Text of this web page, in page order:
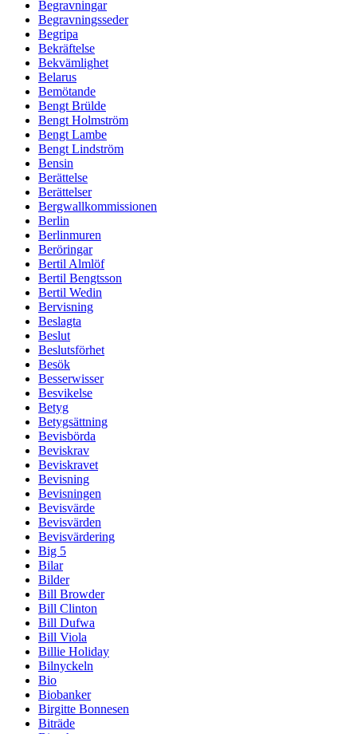
Begravningar
Begravningsseder
Begripa
Bekräftelse
Bekvämlighet
Belarus
Bemötande
Bengt Brülde
Bengt Holmström
Bengt Lambe
Bengt Lindström
Bensin
Berättelse
Berättelser
Bergwallkommissionen
Berlin
Berlinmuren
Beröringar
Bertil Almlöf
Bertil Bengtsson
Bertil Wedin
Bervisning
Beslagta
Beslut
Beslutsförhet
Besök
Besserwisser
Besvikelse
Betyg
Betygsättning
Bevisbörda
Beviskrav
Beviskravet
Bevisning
Bevisningen
Bevisvärde
Bevisvärden
Bevisvärdering
Big 5
Bilar
Bilder
Bill Browder
Bill Clinton
Bill Dufwa
Bill Viola
Billie Holiday
Bilnyckeln
Bio
Biobanker
Birgitte Bonnesen
Biträde